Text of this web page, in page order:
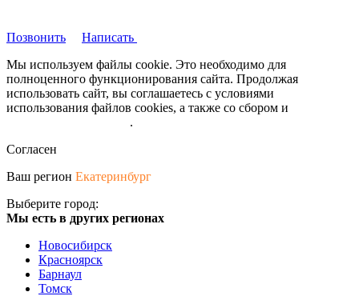
Позвонить
Написать
Мы используем файлы cookie. Это необходимо для
полноценного функционирования сайта. Продолжая
использовать сайт, вы соглашаетесь с условиями
использования файлов cookies, а также со сбором и
.
Согласен
Ваш регион Екатеринбург
Выберите город:
Мы есть в других регионах
Новосибирск
Красноярск
Барнаул
Томск